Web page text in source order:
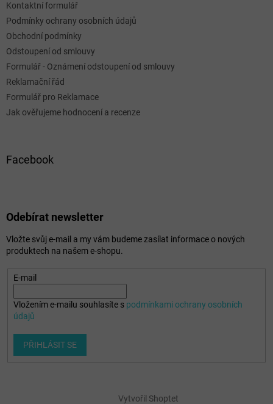
Kontaktní formulář
Podmínky ochrany osobních údajů
Obchodní podmínky
Odstoupení od smlouvy
Formulář - Oznámení odstoupení od smlouvy
Reklamační řád
Formulář pro Reklamace
Jak ověřujeme hodnocení a recenze
Facebook
Odebírat newsletter
Vložte svůj e-mail a my vám budeme zasílat informace o nových
produktech na našem e-shopu.
E-mail
Vložením e-mailu souhlasíte s podmínkami ochrany osobních
údajů
PŘIHLÁSIT SE
Vytvořil Shoptet